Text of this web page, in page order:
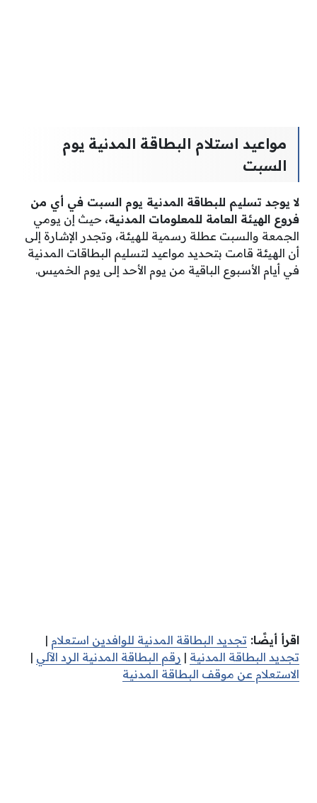
مواعيد استلام البطاقة المدنية يوم
السبت
لا يوجد تسليم للبطاقة المدنية يوم السبت في أي من
فروع الهيئة العامة للمعلومات المدنية، حيث إن يومي
الجمعة والسبت عطلة رسمية للهيئة، وتجدر الإشارة إلى
أن الهيئة قامت بتحديد مواعيد لتسليم البطاقات المدنية
في أيام الأسبوع الباقية من يوم الأحد إلى يوم الخميس.
اقرأ أيضًا: تجديد البطاقة المدنية للوافدين استعلام |
تجديد البطاقة المدنية | رقم البطاقة المدنية الرد الآلي |
الاستعلام عن موقف البطاقة المدنية